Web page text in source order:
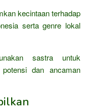
kecintaan terhadap
serta genre lokal
sastra untuk
dan ancaman